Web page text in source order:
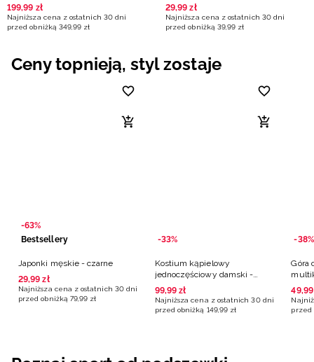
199,99 zł
Najniższa cena z ostatnich 30 dni
przed obniżką 349,99 zł
29,99 zł
Najniższa cena z ostatnich 30 dni
przed obniżką 39,99 zł
Ceny topnieją, styl zostaje
-63%
Bestsellery
Japonki męskie - czarne
29,99 zł
Najniższa cena z ostatnich 30 dni
przed obniżką 79,99 zł
-33%
Kostium kąpielowy
jednoczęściowy damski -
multikolor
99,99 zł
Najniższa cena z ostatnich 30 dni
przed obniżką 149,99 zł
-38%
Góra
49,99
przed